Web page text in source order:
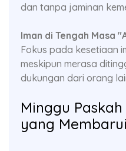
dan tanpa jaminan
Iman di Tengah Masa
Fokus pada kesetiaan
meskipun merasa
dukungan dari orang
Minggu
yang